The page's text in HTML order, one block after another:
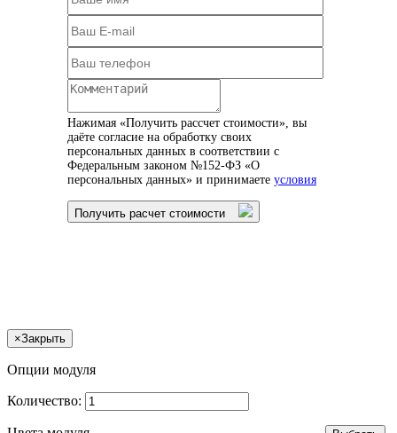
Нажимая «Получить рассчет стоимости», вы
даёте согласие на обработку своих
персональных данных в соответствии с
Федеральным законом №152-ФЗ «О
персональных данных» и принимаете условия
Получить расчет стоимости
×Закрыть
Опции модуля
Количество: